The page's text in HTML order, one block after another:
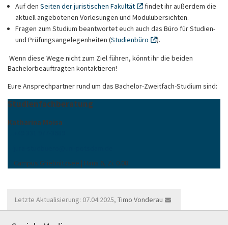
Auf den Seiten der juristischen Fakultät
findet ihr außerdem die
aktuell angebotenen Vorlesungen und Modulübersichten.
Fragen zum Studium beantwortet euch auch das Büro für Studien-
und Prüfungsangelegenheiten (Studienbüro
).
Wenn diese Wege nicht zum Ziel führen, könnt ihr die beiden
Bachelorbeauftragten kontaktieren!
Eure Ansprechpartner rund um das Bachelor-Zweitfach-Studium sind:
Studienfachberatung
Katharina Moisa
Campus Griebnitzsee | Haus 6, Zi. 0.08
Letzte Aktualisierung: 07.04.2025, Timo Vonderau